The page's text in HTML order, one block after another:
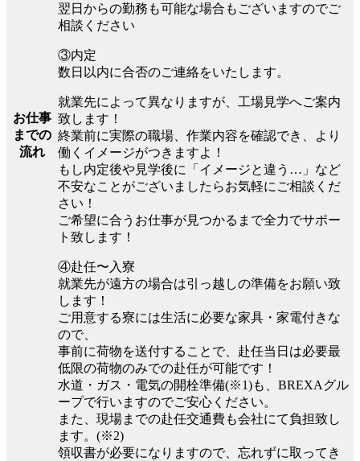
お仕事
までの
流れ
翌日からの勤務も可能な場合もございますのでご
相談ください
③内定
数日以内に合否のご連絡をいたします。
就業先によって異なりますが、工場見学へご案内
致します！
終業前に実際の職場、作業内容を確認でき、より
働くイメージがつきますよ！
もし内定後や見学後に「イメージと違う…」など
不安なことがございましたらお気軽にご相談くだ
さい！
ご希望に合うお仕事が見つかるまで全力でサポー
ト致します！
④赴任〜入寮
就業先が遠方の場合は引っ越しの準備をお願い致
します！
ご用意する寮には生活に必要な家具・家電付きな
ので、
事前に荷物を送付することで、赴任当日は必要最
低限の荷物のみでの赴任が可能です！
水道・ガス・電気の開栓準備(※1)も、BREXAグル
ープで行いますのでご安心ください。
また、現場までの赴任交通費も会社にて負担致し
ます。(※2)
領収書が必要になりますので、忘れずに取ってき